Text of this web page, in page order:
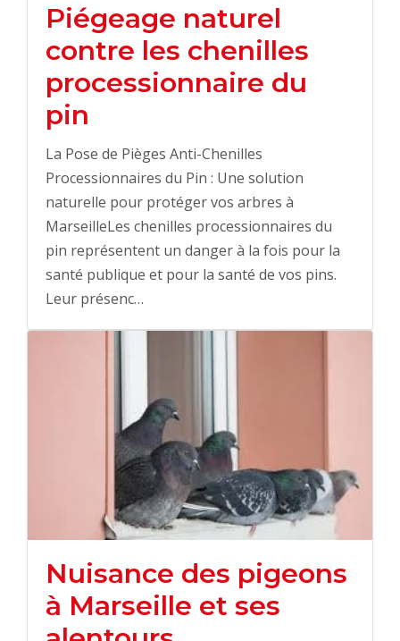
Piégeage naturel
contre les chenilles
processionnaire du
pin
La Pose de Pièges Anti-Chenilles
Processionnaires du Pin : Une solution
naturelle pour protéger vos arbres à
MarseilleLes chenilles processionnaires du
pin représentent un danger à la fois pour la
santé publique et pour la santé de vos pins.
Leur présenc…
Nuisance des pigeons
à Marseille et ses